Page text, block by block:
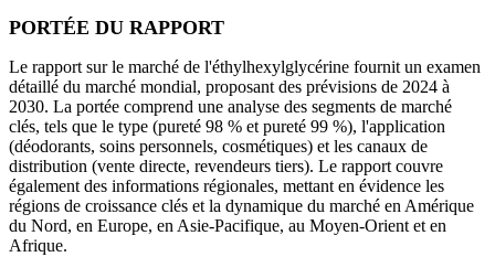
PORTÉE DU RAPPORT
Le rapport sur le marché de l'éthylhexylglycérine fournit un examen
détaillé du marché mondial, proposant des prévisions de 2024 à
2030. La portée comprend une analyse des segments de marché
clés, tels que le type (pureté 98 % et pureté 99 %), l'application
(déodorants, soins personnels, cosmétiques) et les canaux de
distribution (vente directe, revendeurs tiers). Le rapport couvre
également des informations régionales, mettant en évidence les
régions de croissance clés et la dynamique du marché en Amérique
du Nord, en Europe, en Asie-Pacifique, au Moyen-Orient et en
Afrique.